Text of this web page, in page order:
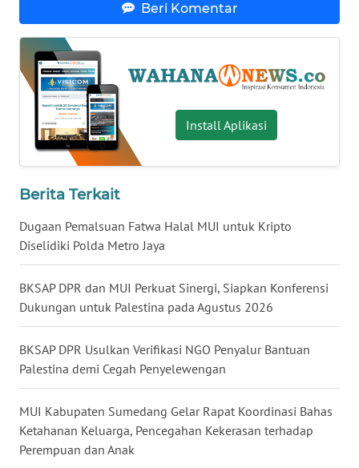
Beri Komentar
Install Aplikasi
Berita Terkait
Dugaan Pemalsuan Fatwa Halal MUI untuk Kripto
Diselidiki Polda Metro Jaya
BKSAP DPR dan MUI Perkuat Sinergi, Siapkan Konferensi
Dukungan untuk Palestina pada Agustus 2026
BKSAP DPR Usulkan Verifikasi NGO Penyalur Bantuan
Palestina demi Cegah Penyelewengan
MUI Kabupaten Sumedang Gelar Rapat Koordinasi Bahas
Ketahanan Keluarga, Pencegahan Kekerasan terhadap
Perempuan dan Anak
WN
SULBAR
WN
BABEL
WN
WN
SUMSEL
WN
BENGKULU
WN
LAMPUNG
WN
JATENG